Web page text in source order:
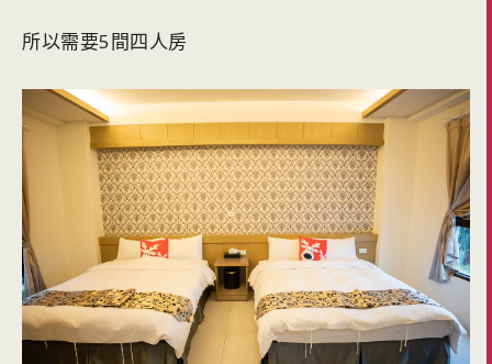
所以需要5間四人房